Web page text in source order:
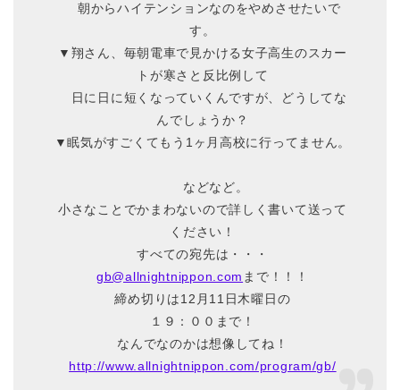
朝からハイテンションなのをやめさせたいで
す。
▼翔さん、毎朝電車で見かける女子高生のスカー
トが寒さと反比例して
日に日に短くなっていくんですが、どうしてな
んでしょうか？
▼眠気がすごくてもう1ヶ月高校に行ってません。
などなど。
小さなことでかまわないので詳しく書いて送って
ください！
すべての宛先は・・・
gb@allnightnippon.com まで！！！
締め切りは12月11日木曜日の
１９：００まで！
なんでなのかは想像してね！
http://www.allnightnippon.com/program/gb/